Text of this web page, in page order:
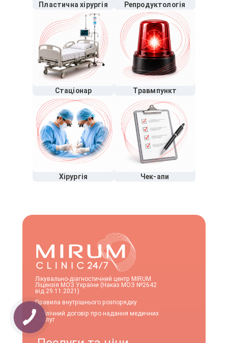
Пластична хірургія Репродуктологія
Стаціонар Травмпункт
Хірургія Чек-апи
Лікувально-діагностичний центр MIRUM
Ліцензія МОЗ України (Наказ МОЗ №2642
від 29.11.2021)
Правила внутрішнього розпорядку
Публічний договір про надання медичних
послуг